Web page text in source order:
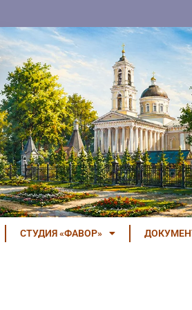
СТУДИЯ «ФАВОР»